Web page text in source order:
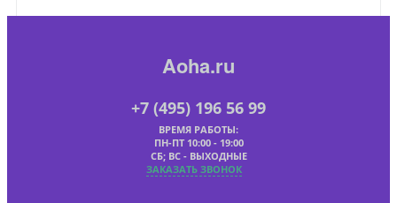
Aoha.ru
+7 (495) 196 56 99
ВРЕМЯ РАБОТЫ:
ПН-ПТ 10:00 - 19:00
СБ; ВС - ВЫХОДНЫЕ
ЗАКАЗАТЬ ЗВОНОК